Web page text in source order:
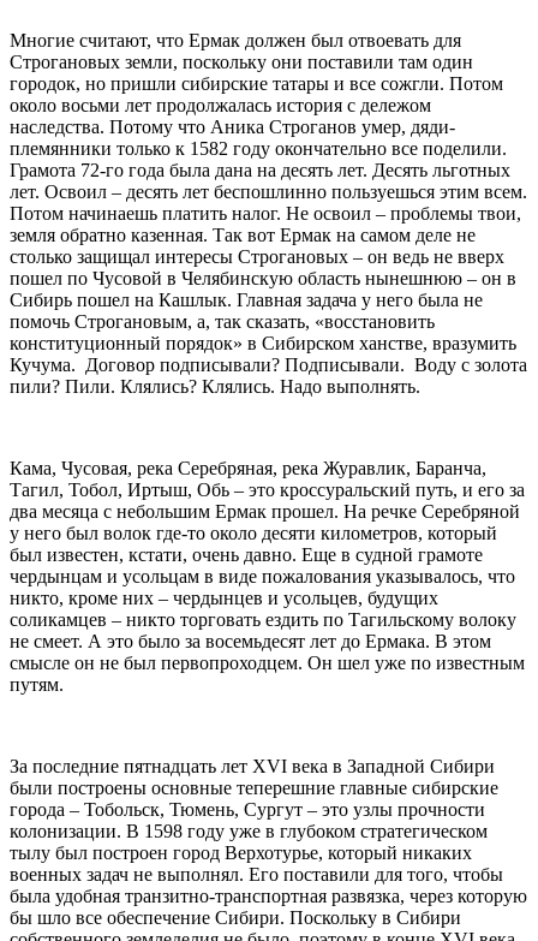
Многие считают, что Ермак должен был отвоевать для
Строгановых земли, поскольку они поставили там один
городок, но пришли сибирские татары и все сожгли. Потом
около восьми лет продолжалась история с дележом
наследства. Потому что Аника Строганов умер, дяди-
племянники только к 1582 году окончательно все поделили.
Грамота 72-го года была дана на десять лет. Десять льготных
лет. Освоил – десять лет беспошлинно пользуешься этим всем.
Потом начинаешь платить налог. Не освоил – проблемы твои,
земля обратно казенная. Так вот Ермак на самом деле не
столько защищал интересы Строгановых – он ведь не вверх
пошел по Чусовой в Челябинскую область нынешнюю – он в
Сибирь пошел на Кашлык. Главная задача у него была не
помочь Строгановым, а, так сказать, «восстановить
конституционный порядок» в Сибирском ханстве, вразумить
Кучума. Договор подписывали? Подписывали. Воду с золота
пили? Пили. Клялись? Клялись. Надо выполнять.
Кама, Чусовая, река Серебряная, река Журавлик, Баранча,
Тагил, Тобол, Иртыш, Обь – это кроссуральский путь, и его за
два месяца с небольшим Ермак прошел. На речке Серебряной
у него был волок где-то около десяти километров, который
был известен, кстати, очень давно. Еще в судной грамоте
чердынцам и усольцам в виде пожалования указывалось, что
никто, кроме них – чердынцев и усольцев, будущих
соликамцев – никто торговать ездить по Тагильскому волоку
не смеет. А это было за восемьдесят лет до Ермака. В этом
смысле он не был первопроходцем. Он шел уже по известным
путям.
За последние пятнадцать лет XVI века в Западной Сибири
были построены основные теперешние главные сибирские
города – Тобольск, Тюмень, Сургут – это узлы прочности
колонизации. В 1598 году уже в глубоком стратегическом
тылу был построен город Верхотурье, который никаких
военных задач не выполнял. Его поставили для того, чтобы
была удобная транзитно-транспортная развязка, через которую
бы шло все обеспечение Сибири. Поскольку в Сибири